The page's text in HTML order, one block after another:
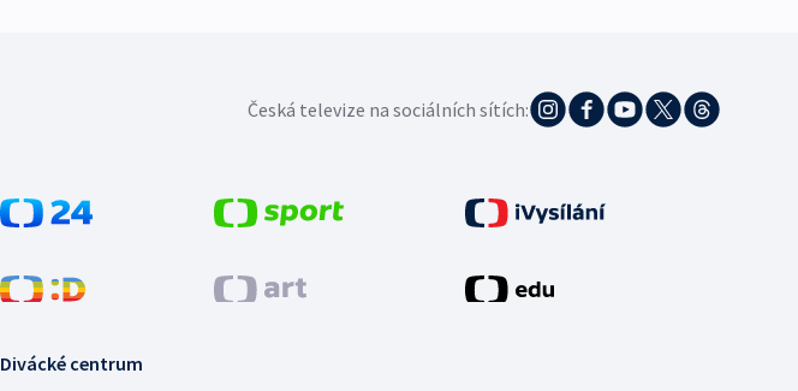
Česká televize na sociálních sítích:
Divácké centrum